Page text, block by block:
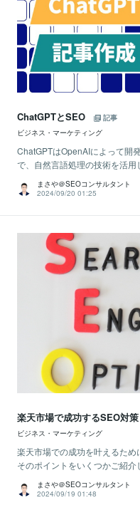
ChatGPTとSEO
記事
ビジネス・マーケティング
ChatGPTはOpenAIによって開
で、自然言語処理の技術を活用
まさや＠SEOコンサルタント
2024/09/20 01:25
楽天市場で成功するSEO対策
ビジネス・マーケティング
楽天市場での成功を叶えるため
そのポイントをいくつかご紹
まさや＠SEOコンサルタント
2024/09/19 01:48